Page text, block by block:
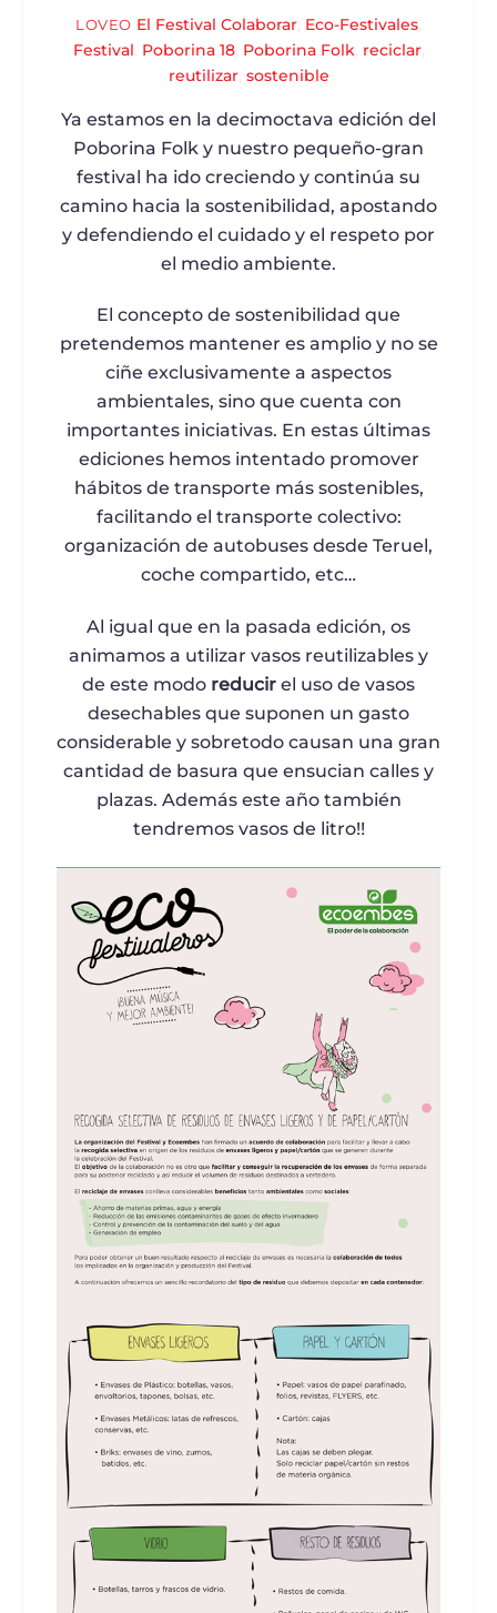
LOVEO El Festival Colaborar Eco-Festivales
Festival Poborina 18, Poborina Folk, reciclar,
reutilizar, sostenible
Ya estamos en la decimoctava edición del
Poborina Folk y nuestro pequeño-gran
festival ha ido creciendo y continúa su
camino hacia la sostenibilidad, apostando
y defendiendo el cuidado y el respeto por
el medio ambiente.
El concepto de sostenibilidad que
pretendemos mantener es amplio y no se
ciñe exclusivamente a aspectos
ambientales, sino que cuenta con
importantes iniciativas. En estas últimas
ediciones hemos intentado promover
hábitos de transporte más sostenibles,
facilitando el transporte colectivo:
organización de autobuses desde Teruel,
coche compartido, etc…
Al igual que en la pasada edición, os
animamos a utilizar vasos reutilizables y
de este modo reducir el uso de vasos
desechables que suponen un gasto
considerable y sobretodo causan una gran
cantidad de basura que ensucian calles y
plazas. Además este año también
tendremos vasos de litro!!